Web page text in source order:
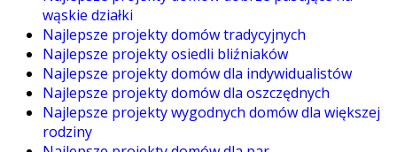
wąskie działki
Najlepsze projekty domów tradycyjnych
Najlepsze projekty osiedli bliźniaków
Najlepsze projekty domów dla indywidualistów
Najlepsze projekty domów dla oszczędnych
Najlepsze projekty wygodnych domów dla większej
rodziny